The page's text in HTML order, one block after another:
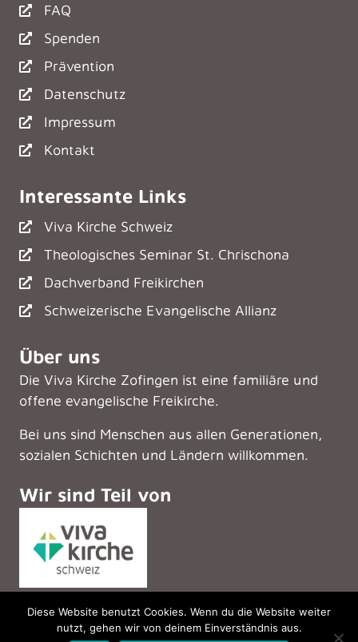
FAQ
Spenden
Prävention
Datenschutz
Impressum
Kontakt
Interessante Links
Viva Kirche Schweiz
Theologisches Seminar St. Chrischona
Dachverband Freikirchen
Schweizerische Evangelische Allianz
Über uns
Die Viva Kirche Zofingen ist eine familiäre und
offene evangelische Freikirche.
Bei uns sind Menschen aus allen Generationen,
sozialen Schichten und Ländern willkommen.
Wir sind Teil von
Diese Website benutzt Cookies. Wenn du die Website weiter
nutzt, gehen wir von deinem Einverständnis aus.